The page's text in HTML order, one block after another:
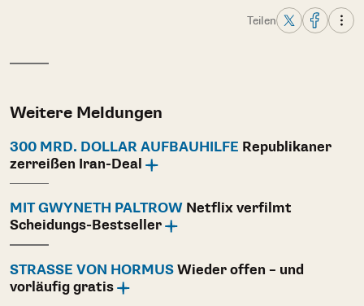
Teilen
Weitere Meldungen
300 MRD. DOLLAR AUFBAUHILFE Republikaner
zerreißen Iran-Deal
MIT GWYNETH PALTROW Netflix verfilmt
Scheidungs-Bestseller
STRASSE VON HORMUS
Wieder offen – und
vorläufig gratis